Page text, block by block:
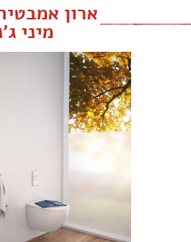
ארון
מיני